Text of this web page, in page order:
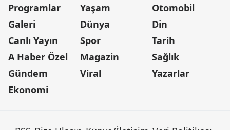
Programlar
Galeri
Canlı Yayın
A Haber Özel
Gündem
Ekonomi
Yaşam
Dünya
Spor
Magazin
Viral
Otomobil
Din
Tarih
Sağlık
Yazarlar